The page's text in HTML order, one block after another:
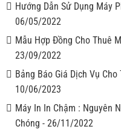
Hướng Dẫn Sử Dụng Máy
06/05/2022
Mẫu Hợp Đồng Cho Thuê
23/09/2022
Bảng Báo Giá Dịch Vụ
10/06/2023
Máy In In Chậm : Nguyên
Chóng - 26/11/2022